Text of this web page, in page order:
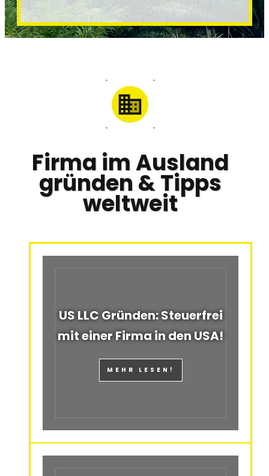
Firma im Ausland
gründen & Tipps
weltweit
US LLC Gründen: Steuerfrei
mit einer Firma in den USA!
MEHR LESEN!